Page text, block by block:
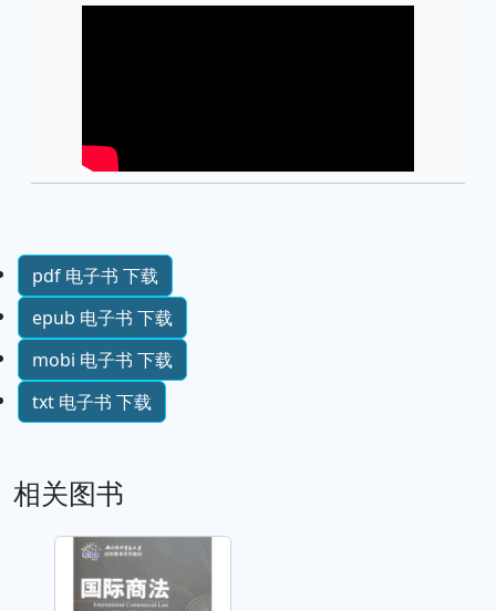
pdf 电子书 下载
epub 电子书 下载
mobi 电子书 下载
txt 电子书 下载
相关图书